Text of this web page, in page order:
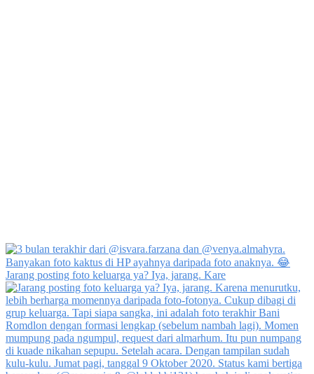
Jarang posting foto keluarga ya? Iya, jarang. Kare